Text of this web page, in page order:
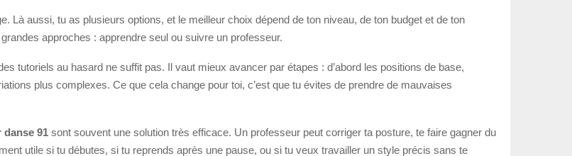
Là aussi, tu as plusieurs options, et le meilleur choix dépend de ton niveau, de ton budget et de ton
approches : apprendre seul ou suivre un professeur.
tutoriels au hasard ne suffit pas. Il vaut mieux avancer par étapes : d’abord les positions de base,
plus complexes. Ce que cela change pour toi, c’est que tu évites de prendre de mauvaises
91 sont souvent une solution très efficace. Un professeur peut corriger ta posture, te faire gagner du
utile si tu débutes, si tu reprends après une pause, ou si tu veux travailler un style précis sans te